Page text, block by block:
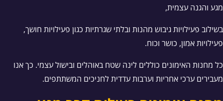
מגע והגנה עצמית,
בשילוב פעילויות גיבוש מהנות ובלתי שגרתיות כגון פעילויות חושך,
פעילויות אמון, כושר וכוח.
כל מחנות האימונים כוללים לינה שטח באוהלים ובישול עצמי. כך אנו
מעבירים ערכי אחריות וערבות עדדית לחניכים המשתתפים.